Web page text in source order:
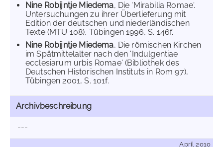
Nine Robijntje Miedema, Die 'Mirabilia Romae'.
Untersuchungen zu ihrer Überlieferung mit
Edition der deutschen und niederländischen
Texte (MTU 108), Tübingen 1996, S. 146f.
Nine Robijntje Miedema, Die römischen Kirchen
im Spätmittelalter nach den 'Indulgentiae
ecclesiarum urbis Romae' (Bibliothek des
Deutschen Historischen Instituts in Rom 97),
Tübingen 2001, S. 101f.
Archivbeschreibung
---
April 2010